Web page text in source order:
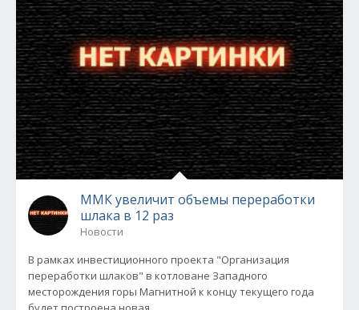
ММК увеличит объемы переработки
шлака в 12 раз
Новости
В рамках инвестиционного проекта "Организация
переработки шлаков" в котловане Западного
месторождения горы Магнитной к концу текущего года